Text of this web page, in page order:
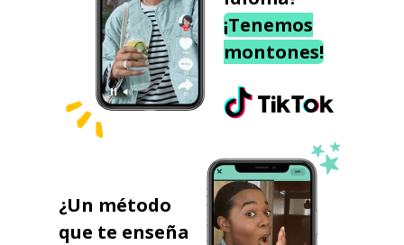
¡Tenemos
montones!
¿Un método
que te enseña